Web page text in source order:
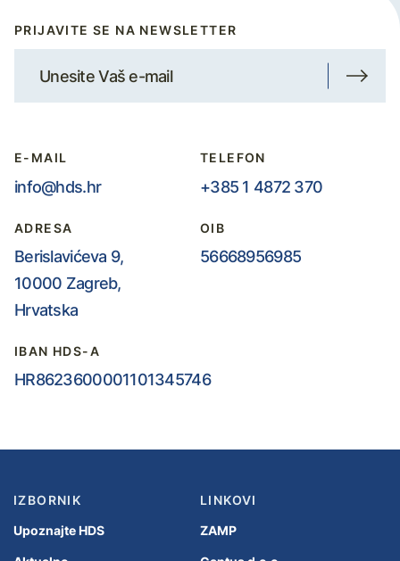
PRIJAVITE SE NA NEWSLETTER
E-MAIL
info@hds.hr
TELEFON
+385 1 4872 370
ADRESA
Berislavićeva 9,
10000 Zagreb,
Hrvatska
OIB
56668956985
IBAN HDS-A
HR8623600001101345746
IZBORNIK
Upoznajte HDS
LINKOVI
ZAMP